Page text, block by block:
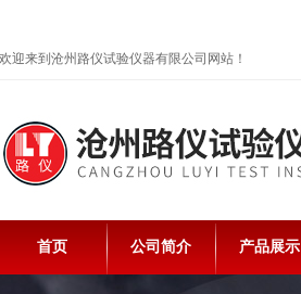
欢迎来到沧州路仪试验仪器有限公司网站！
首页 公司简介 产品展示